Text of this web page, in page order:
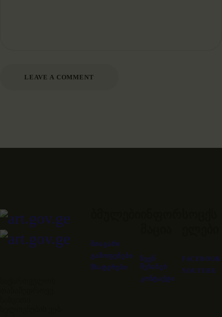
ᲛᲗᲐᲕᲐᲠᲘ
ᲒᲐᲛᲝᲤᲔᲜᲔᲑᲘ
ᲛᲮᲐᲢᲕᲠᲔᲑᲘ
ᲩᲕᲔᲜ
ᲨᲔᲡᲐᲮᲔᲑ
ᲙᲝᲜᲢᲐᲥᲢᲘ
FACEBOOK
YOUTUBE